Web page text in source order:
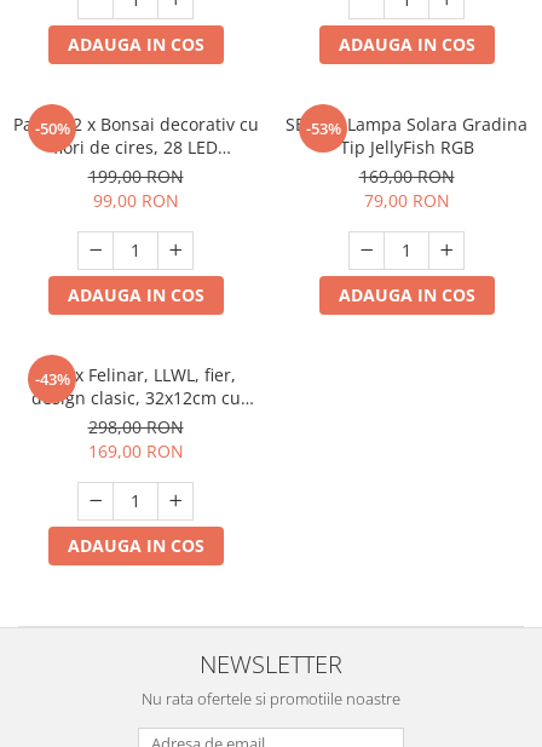
ADAUGA IN COS ADAUGA IN COS
-50%
Pachet 2 x Bonsai decorativ cu
flori de cires, 28 LED
Multicolor
199,00 RON
99,00 RON
ADAUGA IN COS
-53%
SET 2 x Lampa Solara Gradina
Tip JellyFish RGB
169,00 RON
79,00 RON
ADAUGA IN COS
-43%
Set 2x Felinar, LLWL, fier,
design clasic, 32x12cm cu
brat suport
298,00 RON
169,00 RON
ADAUGA IN COS
NEWSLETTER
Nu rata ofertele si promotiile noastre